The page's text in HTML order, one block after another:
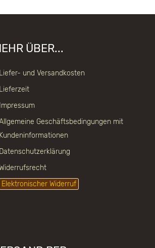
ÜBER...
Liefer- und Versandkosten
Lieferzeit
Impressum
Geschäftsbedingungen mit
Kundeninformationen
Datenschutzerklärung
Elektronischer Widerruf